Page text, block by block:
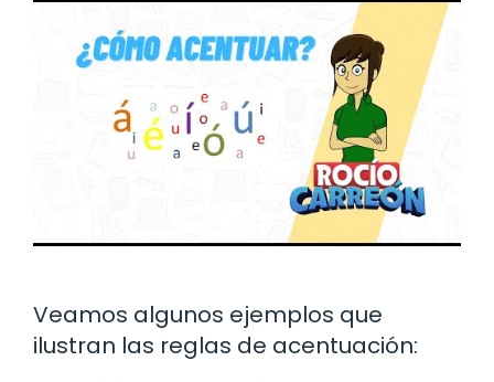
Veamos algunos ejemplos que
ilustran las reglas de acentuación: